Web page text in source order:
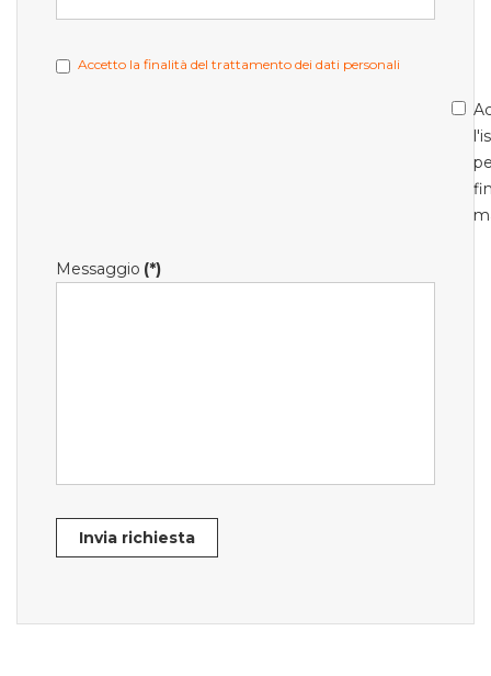
Accetto la finalità del trattamento dei dati personali
Messaggio (*)
Invia richiesta